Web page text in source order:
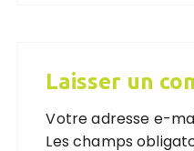
Laisser un
Votre adresse e-
Les champs